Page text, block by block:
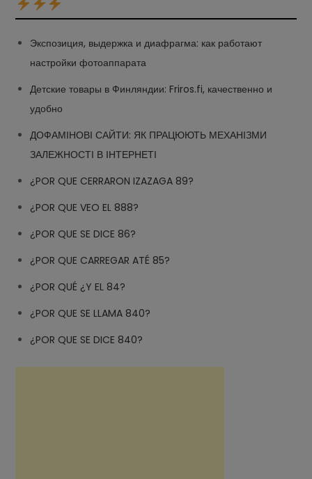
Экспозиция, выдержка и диафрагма: как работают
настройки фотоаппарата
Детские товары в Финляндии: Friros.fi, качественно и
удобно
ДОФАМІНОВІ САЙТИ: ЯК ПРАЦЮЮТЬ МЕХАНІЗМИ
ЗАЛЕЖНОСТІ В ІНТЕРНЕТІ
¿POR QUE CERRARON IZAZAGA 89?
¿POR QUE VEO EL 888?
¿POR QUE SE DICE 86?
¿POR QUE CARREGAR ATÉ 85?
¿POR QUÉ ¿Y EL 84?
¿POR QUE SE LLAMA 840?
¿POR QUE SE DICE 840?